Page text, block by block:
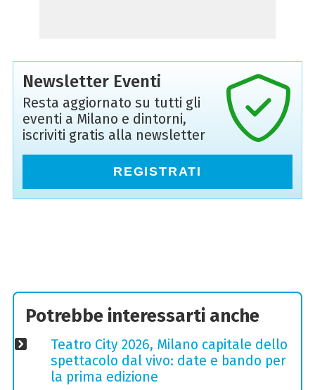
Newsletter Eventi
Resta aggiornato su tutti gli
eventi a Milano e dintorni,
iscriviti gratis alla newsletter
REGISTRATI
Potrebbe interessarti anche
Teatro City 2026, Milano capitale dello
spettacolo dal vivo: date e bando per
la prima edizione